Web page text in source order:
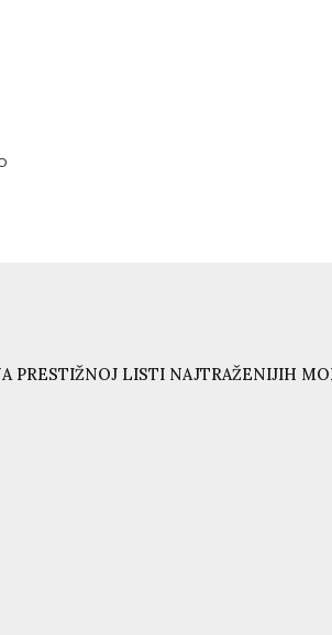
PRESTIŽNOJ LISTI NAJTRAŽENIJIH